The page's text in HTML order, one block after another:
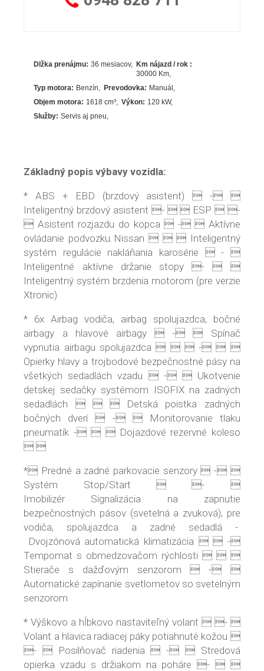
Dlžka prenájmu: 36 mesiacov
Km nájazd / rok :
30000 Km
Typ motora: Benzín Prevodovka: Manuál
Objem motora: 1618cm³ Výkon: 120kW
Služby: Servis aj pneu
Základný popis výbavy vozidla:
* ABS + EBD (brzdový asistent)  - 
Inteligentný brzdový asistent -   ESP  -
 Asistent rozjazdu do kopca  -  Aktívne
ovládanie podvozku Nissan    Inteligentný
systém regulácie nakláňania karosérie  - 
Inteligentné aktívne držanie stopy -  
Inteligentný systém brzdenia motorom (pre verzie
Xtronic)
* 6x Airbag vodiča, airbag spolujazdca, bočné
airbagy a hlavové airbagy  -  Spínač
vypnutia airbagu spolujazdca    -  
Opierky hlavy a trojbodové bezpečnostné pásy na
všetkých sedadlách vzadu  -  Ukotvenie
detskej sedačky systémom ISOFIX na zadných
sedadlách    Detská poistka zadných
bočných dverí  -  Monitorovanie tlaku
pneumatík -   Dojazdové rezervné koleso
 
* Predné a zadné parkovacie senzory  - 
Systém Stop/Start  - 
Imobilizér Signalizácia na zapnutie
bezpečnostných pásov (svetelná a zvuková), pre
vodiča, spolujazdca a zadné sedadlá -
Dvojzónová automatická klimatizácia   -
Tempomat s obmedzovačom rýchlosti   
Stierače s dažďovým senzorom  - 
Automatické zapínanie svetlometov so svetelným
senzorom
* Výškovo a hĺbkovo nastaviteľný volant  - 
Volant a hlavica radiacej páky potiahnuté kožou 
-  Posilňovač riadenia  -  Stredová
opierka vzadu s držiakom na poháre -  